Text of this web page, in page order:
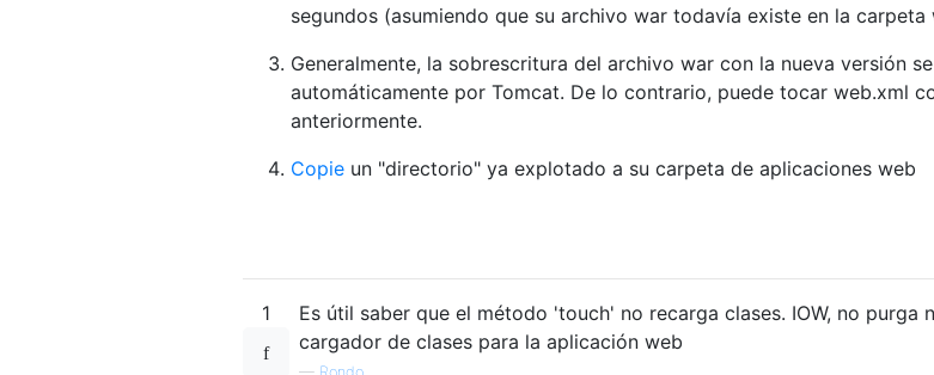
segundos (asumiendo que su archivo war todavía existe en la carpeta
Generalmente, la sobrescritura del archivo war con la nueva versión
automáticamente por Tomcat. De lo contrario, puede tocar web.xml
anteriormente.
Copie un "directorio" ya explotado a su carpeta de aplicaciones web
1
Es útil saber que el método 'touch' no recarga clases. IOW, no purga
cargador de clases para la aplicación web